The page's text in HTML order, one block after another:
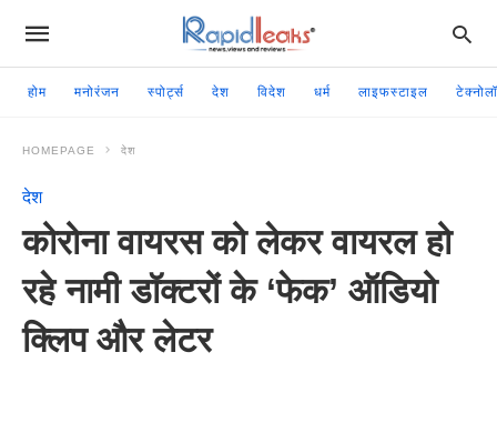
होम मनोरंजन स्पोर्ट्स देश विदेश धर्म लाइफस्टाइल
HOMEPAGE देश
देश
कोरोना वायरस को लेकर वायरल हो
रहे नामी डॉक्टरों के ‘फेक’ ऑडियो
क्लिप और लेटर